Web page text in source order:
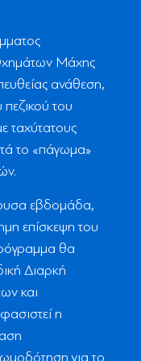
Μάχης
ανάθεση,
πεζικού του
ταχύτατους
το «πάγωμα»
εβδομάδα,
επίσκεψη του
θα
Διαρκή
και
η